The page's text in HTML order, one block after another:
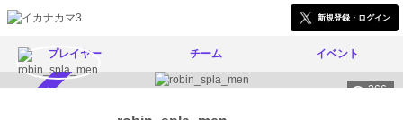
新規登録・ログイン
プレイヤー チーム イベント
366